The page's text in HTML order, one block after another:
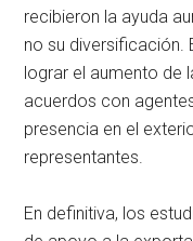
recibieron la ayuda
no su diversificación.
lograr el aumento de
acuerdos con
presencia en el
representantes.
En definitiva, los